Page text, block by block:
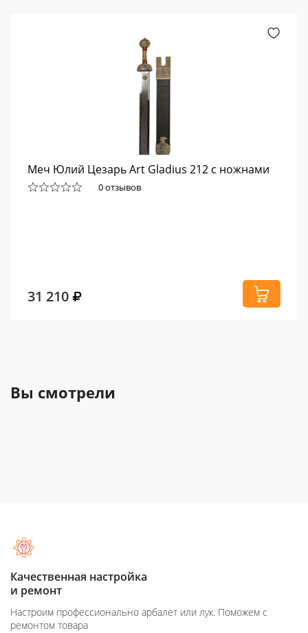
Меч Юлий Цезарь Art Gladius 212 с ножнами
0 отзывов
31 210
Вы смотрели
Качественная настройка
и ремонт
Настроим профессионально арбалет или лук. Поможем с
ремонтом товара